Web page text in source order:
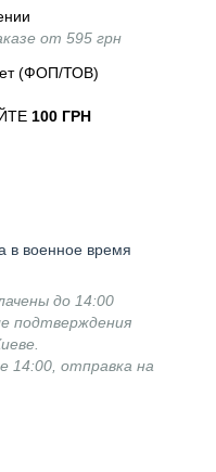
от 595 грн
(ФОП/ТОВ)
100 ГРН
в военное время
до 14:00
подтверждения
14:00, отправка на